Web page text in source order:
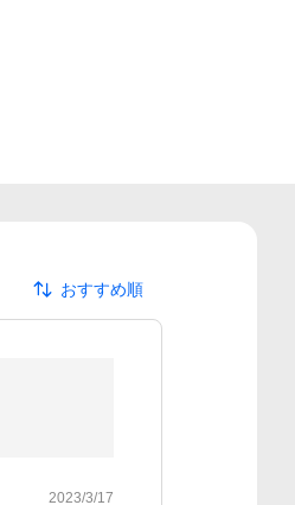
おすすめ順
2023/3/17